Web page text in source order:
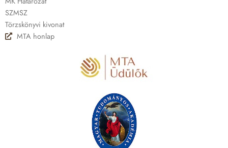
SZMSZ
Törzskönyvi kivonat
MTA honlap